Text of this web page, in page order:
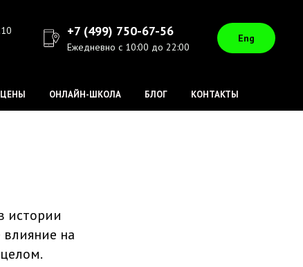
+7 (499) 750-67-56
+7 (499) 750-67-56
Ежедневно с 10:00 до 22:00
Eng
ЦЕНЫ ОНЛАЙН-ШКОЛА БЛОГ КОНТАКТЫ
истории
влияние на